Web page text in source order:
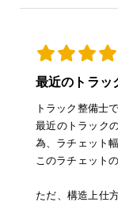
最近のトラッ
トラック整備士で
最近のトラック
為、ラチェット
このラチェット
ただ、構造上仕